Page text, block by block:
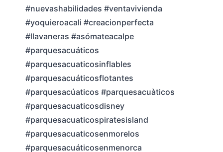
#nuevashabilidades #ventavivienda
#yoquieroacali #creacionperfecta
#llavaneras #asómateacalpe
#parquesacuáticos
#parquesacuaticosinflables
#parquesacuáticosflotantes
#parquesacúaticos #parquesacuàticos
#parquesacuaticosdisney
#parquesacuaticospiratesisland
#parquesacuaticosenmorelos
#parquesacuáticosenmenorca